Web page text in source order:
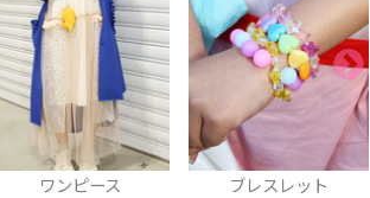
ブレスレット ネイル